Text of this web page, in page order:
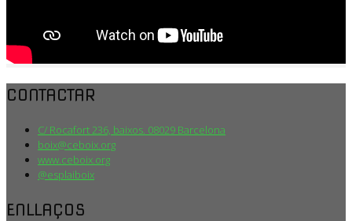
CONTACTAR
C/ Rocafort 236, baixos. 08029 Barcelona
boix@ceboix.org
www.ceboix.org
@esplaiboix
ENLLAÇOS